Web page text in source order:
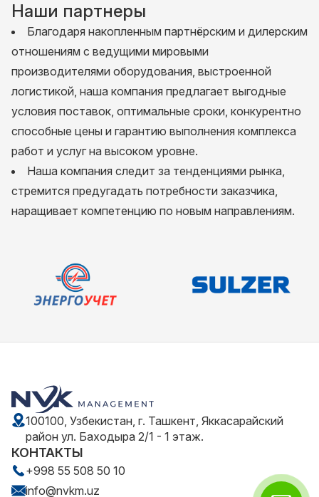
Наши партнеры
Благодаря накопленным партнёрским и дилерским
отношениям с ведущими мировыми
производителями оборудования, выстроенной
логистикой, наша компания предлагает выгодные
условия поставок, оптимальные сроки, конкурентно
способные цены и гарантию выполнения комплекса
работ и услуг на высоком уровне.
Наша компания следит за тенденциями рынка,
стремится предугадать потребности заказчика,
наращивает компетенцию по новым направлениям.
100100, Узбекистан, г. Ташкент, Яккасарайский
район ул. Баходыра 2/1 - 1 этаж.
КОНТАКТЫ
+998 55 508 50 10
info@nvkm.uz